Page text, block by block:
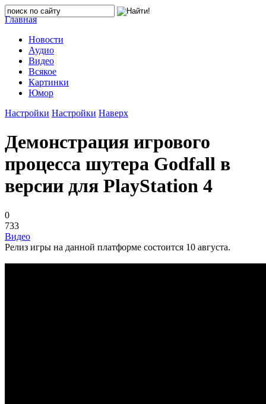
Главная
Новости
Аудио
Видео
Всякое
Картинки
Юмор
Настройки Настройки Наверх
Демонстрация игрового
процесса шутера Godfall в
версии для PlayStation 4
0
733
Видео
Релиз игры на данной платформе состоится 10 августа.